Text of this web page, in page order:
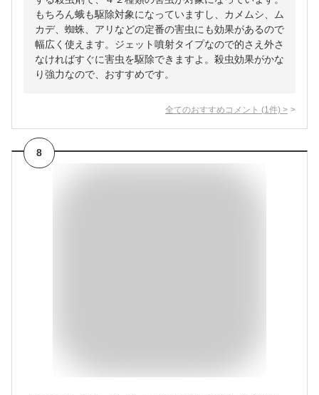
もちろん蛾も駆除対象になっていますし、カメムシ、ム
カデ、蜘蛛、アリなどの定番の害虫にも効果があるので
幅広く使えます。ジェット噴射タイプなので的さえ外さ
なければすぐに害虫を駆除できますよ。殺虫効果がかな
り強力なので、おすすめです。
全てのおすすめコメント (1 件) >
8